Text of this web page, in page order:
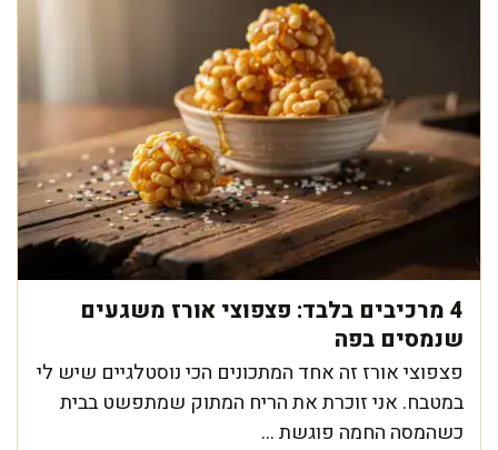
4 מרכיבים בלבד: פצפוצי אורז משגעים
שנמסים בפה
פצפוצי אורז זה אחד המתכונים הכי נוסטלגיים שיש לי
במטבח. אני זוכרת את הריח המתוק שמתפשט בבית
כשהמסה החמה פוגשת ...